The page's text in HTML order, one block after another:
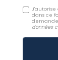
J'autorise
dans ce
données